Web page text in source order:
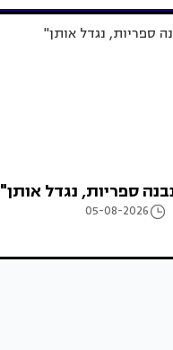
ספריות, נגדל אותן"
05-08-2026